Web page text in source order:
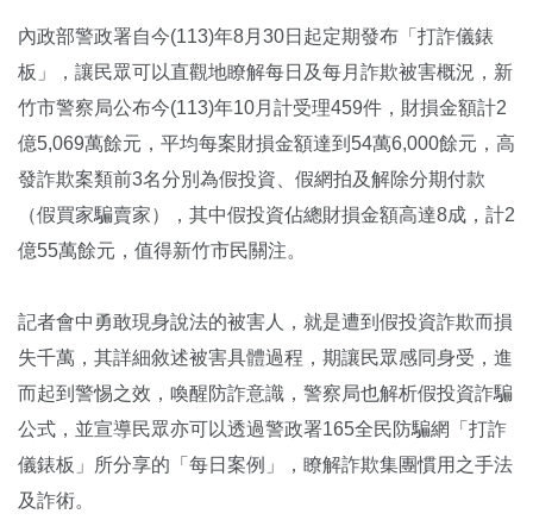
內政部警政署自今(113)年8月30日起定期發布「打詐儀錶
板」，讓民眾可以直觀地瞭解每日及每月詐欺被害概況，新
竹市警察局公布今(113)年10月計受理459件，財損金額計2
億5,069萬餘元，平均每案財損金額達到54萬6,000餘元，高
發詐欺案類前3名分別為假投資、假網拍及解除分期付款
（假買家騙賣家），其中假投資佔總財損金額高達8成，計2
億55萬餘元，值得新竹市民關注。
記者會中勇敢現身說法的被害人，就是遭到假投資詐欺而損
失千萬，其詳細敘述被害具體過程，期讓民眾感同身受，進
而起到警惕之效，喚醒防詐意識，警察局也解析假投資詐騙
公式，並宣導民眾亦可以透過警政署165全民防騙網「打詐
儀錶板」所分享的「每日案例」，瞭解詐欺集團慣用之手法
及詐術。